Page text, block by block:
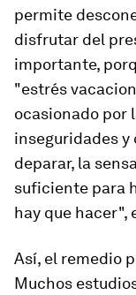
permite
disfrutar del
importante,
"estrés
ocasionado por
inseguridades
deparar, la
suficiente para
hay que hacer",
Así, el remedio
Muchos